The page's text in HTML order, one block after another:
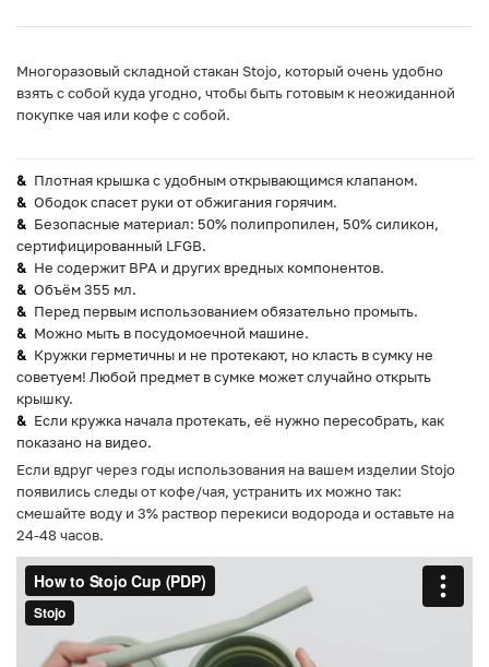
Многоразовый складной стакан Stojo, который очень удобно
взять с собой куда угодно, чтобы быть готовым к неожиданной
покупке чая или кофе с собой.
Плотная крышка с удобным открывающимся клапаном.
Ободок спасет руки от обжигания горячим.
Безопасные материал: 50% полипропилен, 50% силикон,
сертифицированный LFGB.
Не содержит BPA и других вредных компонентов.
Объём 355 мл.
Перед первым использованием обязательно промыть.
Можно мыть в посудомоечной машине.
Кружки герметичны и не протекают, но класть в сумку не
советуем! Любой предмет в сумке может случайно открыть
крышку.
Если кружка начала протекать, её нужно пересобрать, как
показано на видео.
Если вдруг через годы использования на вашем изделии Stojo
появились следы от кофе/чая, устранить их можно так:
смешайте воду и 3% раствор перекиси водорода и оставьте на
24-48 часов.